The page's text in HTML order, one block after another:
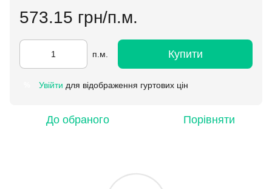
573.15 грн/п.м.
п.м. Купити
Увійти для відображення гуртових цін
До обраного Порівняти